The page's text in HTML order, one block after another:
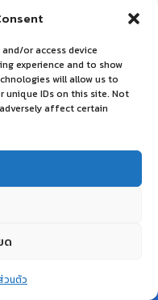
or access device
experience and to show
will allow us to
unique IDs on this site. Not
affect certain
ด
วนตัว